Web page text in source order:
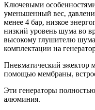
Ключевыми
уменьшенный вес,
менее 4 бар, низкое
низкий уровень шума во
высокому глушителю
комплектации на
Пневматический эжектор
помощью мембраны,
Эти генераторы
алюминия.